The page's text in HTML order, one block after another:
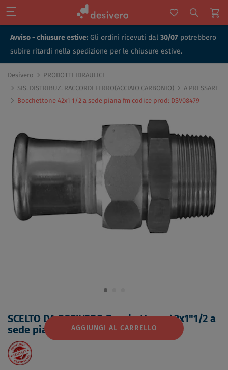
Avviso - chiusure estive: Gli ordini ricevuti dal 30/07 potrebbero
subire ritardi nella spedizione per le chiusure estive.
Desivero
PRODOTTI IDRAULICI
SIS. DISTRIBUZ. RACCORDI FERRO(ACCIAIO CARBONIO)
A PRESSARE
Bocchettone 42x1 1/2 a sede piana fm codice prod: DSV08479
AGGIUNGI AL CARRELLO
SCELTO DA DESIVERO Bocchettone 42x1"1/2 a
sede piana fm codice prod: DSV08479